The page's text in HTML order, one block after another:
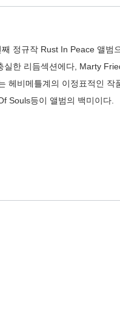
정규작 Rust In Peace 앨범
한 리듬섹션에다, Marty
헤비메틀계의 이정표적인 작
Souls등이 앨범의 백미이다.